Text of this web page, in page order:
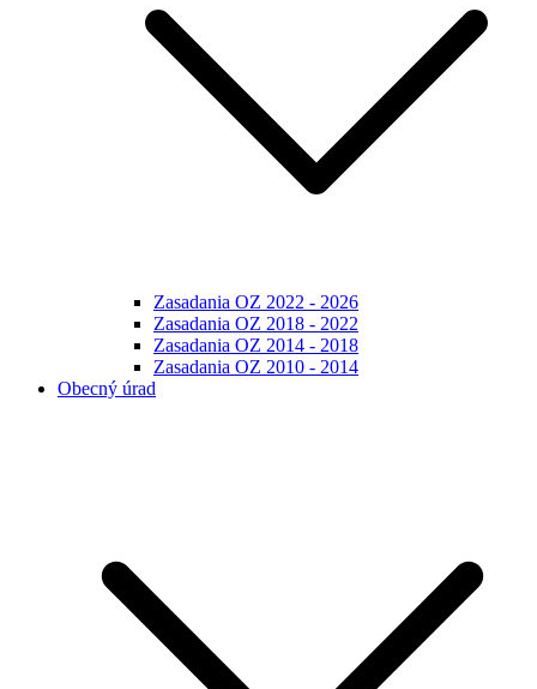
Zasadania OZ 2022 - 2026
Zasadania OZ 2018 - 2022
Zasadania OZ 2014 - 2018
Zasadania OZ 2010 - 2014
Obecný úrad